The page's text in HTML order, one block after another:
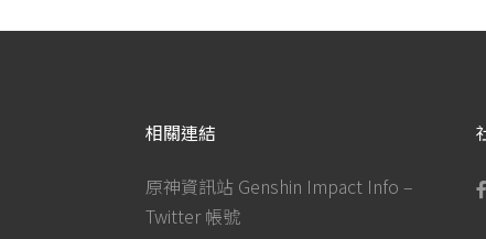
相關連結
原神資訊站 Genshin Impact Info –
Twitter 帳號